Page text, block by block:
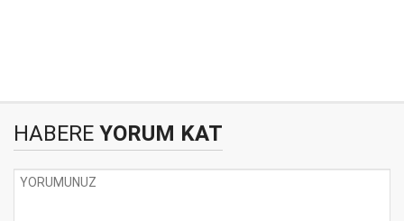
HABERE YORUM KAT